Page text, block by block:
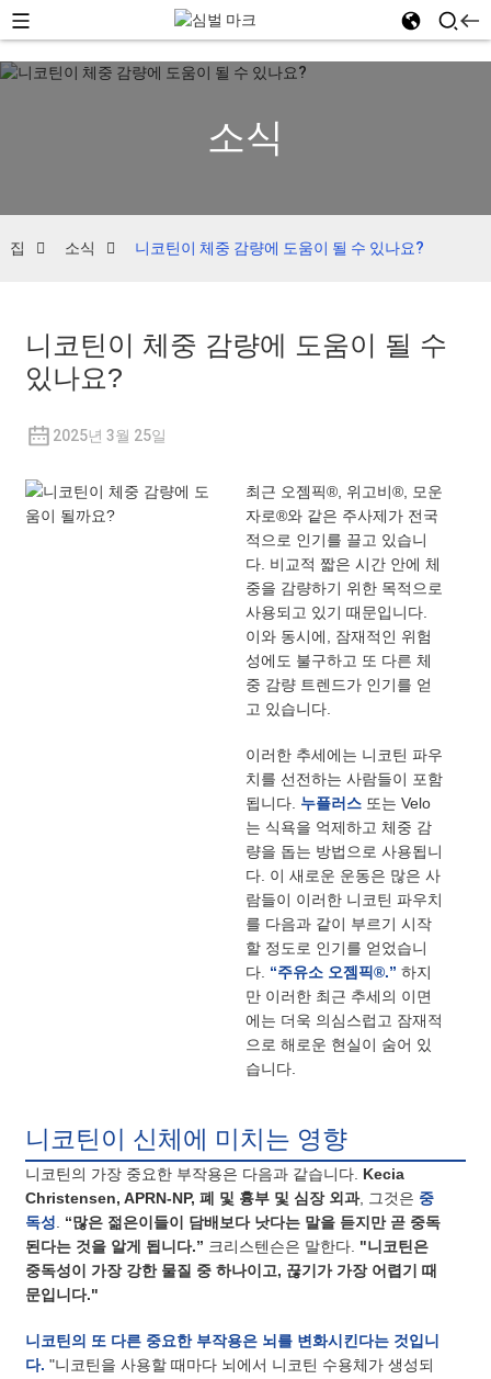
소식
집 소식 니코틴이 체중 감량에 도움이 될 수 있나요?
니코틴이 체중 감량에 도움이 될 수
있나요?
2025년 3월 25일
최근 오젬픽®, 위고비®, 모운
자로®와 같은 주사제가 전국
적으로 인기를 끌고 있습니
다. 비교적 짧은 시간 안에 체
중을 감량하기 위한 목적으로
사용되고 있기 때문입니다.
이와 동시에, 잠재적인 위험
성에도 불구하고 또 다른 체
중 감량 트렌드가 인기를 얻
고 있습니다.
이러한 추세에는 니코틴 파우
치를 선전하는 사람들이 포함
됩니다. 누플러스또는 Velo
는 식욕을 억제하고 체중 감
량을 돕는 방법으로 사용됩니
다. 이 새로운 운동은 많은 사
람들이 이러한 니코틴 파우치
를 다음과 같이 부르기 시작
할 정도로 인기를 얻었습니
다. “주유소 오젬픽®.” 하지
만 이러한 최근 추세의 이면
에는 더욱 의심스럽고 잠재적
으로 해로운 현실이 숨어 있
습니다.
니코틴이 신체에 미치는 영향
니코틴의 가장 중요한 부작용은 다음과 같습니다. Kecia
Christensen, APRN-NP, 폐 및 흉부 및 심장 외과, 그것은 중
독성. “많은 젊은이들이 담배보다 낫다는 말을 듣지만 곧 중독
된다는 것을 알게 됩니다.” 크리스텐슨은 말한다. "니코틴은
중독성이 가장 강한 물질 중 하나이고, 끊기가 가장 어렵기 때
문입니다."
니코틴의 또 다른 중요한 부작용은 뇌를 변화시킨다는 것입니
다. "니코틴을 사용할 때마다 뇌에서 니코틴 수용체가 생성되